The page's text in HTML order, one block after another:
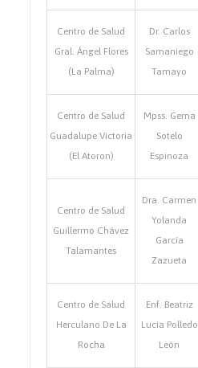
Centro de Salud
Gral. Ángel Flores
(La Palma)
Dr. Carlos
Samaniego
Tamayo
Centro de Salud
Guadalupe Victoria
(El Atoron)
Mpss. Gema
Sotelo
Espinoza
Centro de Salud
Guillermo Chávez
Talamantes
Dra. Carmen
Yolanda
García
Zazueta
Centro de Salud
Herculano De La
Rocha
Enf. Beatriz
Lucia Polledo
León